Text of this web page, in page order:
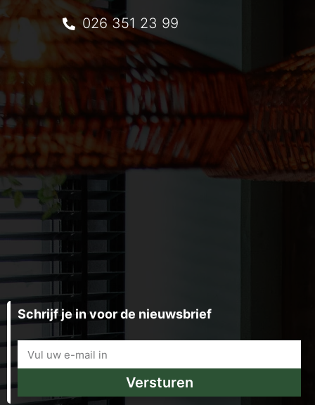
026 351 23 99
Schrijf je in voor de nieuwsbrief
Versturen